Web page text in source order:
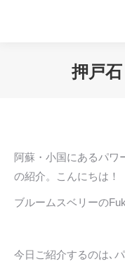
押戸石
阿蘇・小国にあるパワ
の紹介。こんにちは！
ブルームスベリーの
今日ご紹介するのは､